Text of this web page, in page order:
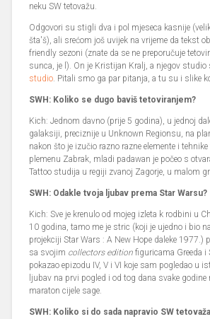
neku SW tetovažu.
Odgovori su stigli dva i pol mjeseca kasnije
šta'š), ali srećom još uvijek na vrijeme da tekst
friendly sezoni (znate da se ne preporučuje
sunca, je l). On je Kristijan Kralj, a njegov studio
studio. Pitali smo ga par pitanja, a tu su i slike
SWH: Koliko se dugo baviš tetoviranjem?
Kich: Jednom davno (prije 5 godina), u jednoj
galaksiji, preciznije u Unknown Regionsu, na
nakon što je izučio razno razne elemente i
plemenu Zabrak, mladi padawan je počeo s
Tattoo studija u regiji zvanoj Zagorje, u malom
SWH: Odakle tvoja ljubav prema Star Warsu?
Kich: Sve je krenulo od mojeg izleta k rodbini u
10 godina, tamo me je stric (koji je ujedno i bio
projekciji Star Wars : A New Hope daleke 1977.)
sa svojim collectors edition figuricama Greeda i
pokazao epizodu IV, V i VI koje sam pogledao u
ljubav na prvi pogled i od tog dana svake godine
maraton cijele sage.
SWH: Koliko si do sada napravio SW